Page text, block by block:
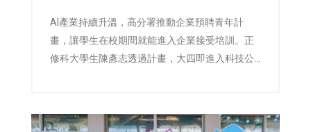
AI產業持續升溫，高分署推動企業預聘青年計
畫，讓學生在校期間就能進入企業接受培訓。正
修科大學生陳彥志透過計畫，大四即進入科技公